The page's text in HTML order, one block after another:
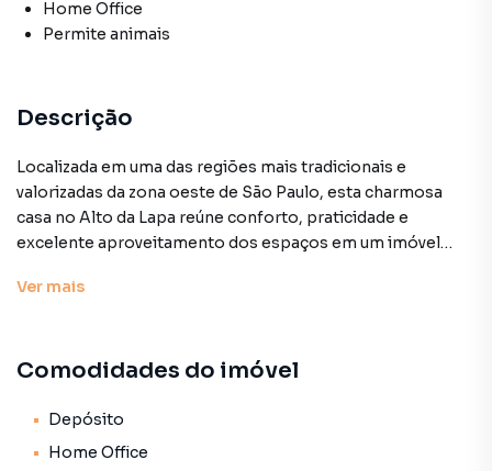
Home Office
Permite animais
Descrição
Localizada em uma das regiões mais tradicionais e
valorizadas da zona oeste de São Paulo, esta charmosa
casa no Alto da Lapa reúne conforto, praticidade e
excelente aproveitamento dos espaços em um imóvel
construída, a residência oferece ambientes amplos, bem
diversas comodidades da cidade.
Logo na entrada, a casa apresenta uma atmosfera
aconchegante e funcional. A sala possui ótimo espaço
Ver mais
Comodidades do imóvel
Depósito
Home Office